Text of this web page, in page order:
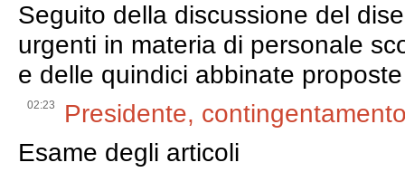
Seguito della discussione del
urgenti in materia di personale
e delle quindici abbinate
02:23
Presidente,
Esame degli articoli